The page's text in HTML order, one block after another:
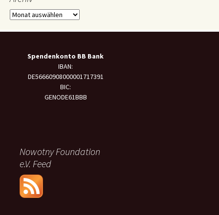
Archiv
Spendenkonto BB Bank
IBAN:
DE56660908000001717391
BIC:
GENODE61BBB
Nowotny Foundation
e.V. Feed